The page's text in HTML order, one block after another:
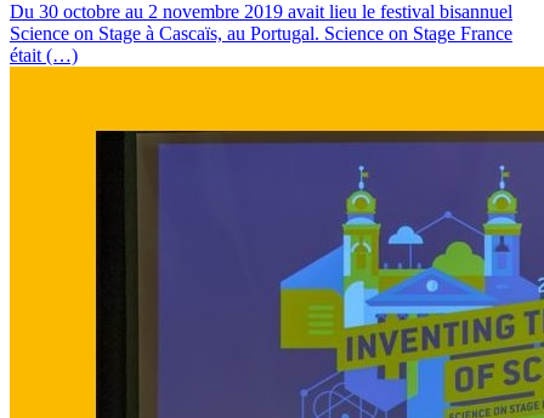
Du 30 octobre au 2 novembre 2019 avait lieu le festival bisannuel
Science on Stage à Cascaïs, au Portugal. Science on Stage France
était (…)